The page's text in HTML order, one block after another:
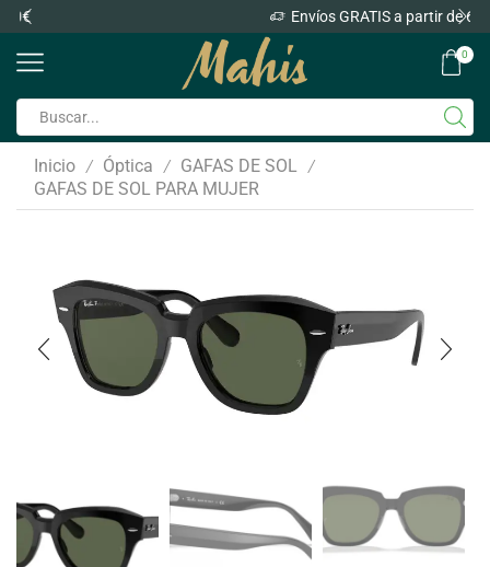
Envíos GRATIS a partir de 60€
0
Inicio / Óptica / GAFAS DE SOL /
GAFAS DE SOL PARA MUJER